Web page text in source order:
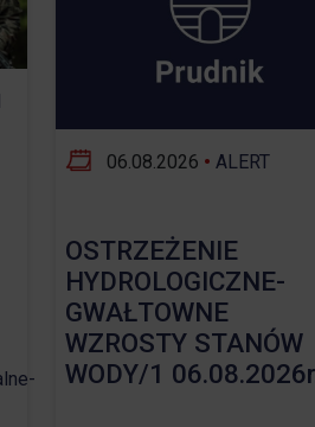
06.08.2026 • ALERT
OSTRZEŻENIE
HYDROLOGICZNE-
GWAŁTOWNE
WZROSTY STANÓW
WODY/1
– KOMUNIKACJA